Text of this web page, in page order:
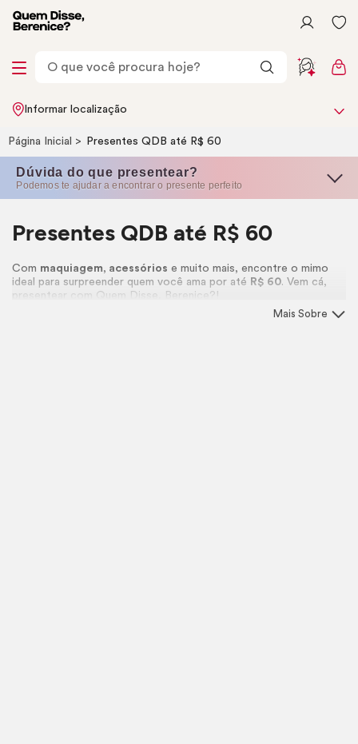
Informar localização
Página Inicial Presentes QDB até R$ 60
Dúvida do que presentear?
Podemos te ajudar a encontrar o presente perfeito
Presentes QDB até R$ 60
Com maquiagem, acessórios e muito mais, encontre o mimo
ideal para surpreender quem você ama por até R$ 60. Vem cá,
presentear com Quem Disse, Berenice?!
Mais Sobre